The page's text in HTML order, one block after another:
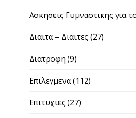
Ασκησεις Γυμναστικης για
Διαιτα – Διαιτες (27)
Διατροφη (9)
Επιλεγμενα(112)
Επιτυχιες (27)